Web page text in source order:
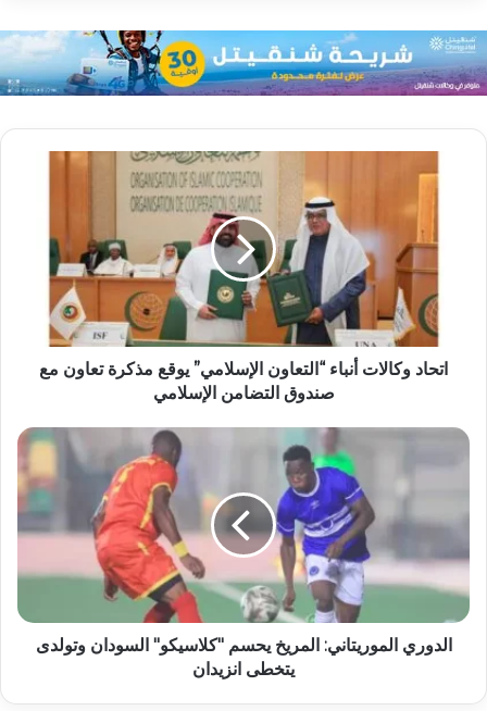
اتحاد وكالات أنباء “التعاون الإسلامي” يوقع مذكرة تعاون مع
صندوق التضامن الإسلامي
الدوري الموريتاني: المريخ يحسم "كلاسيكو" السودان وتولدى
يتخطى انزيدان